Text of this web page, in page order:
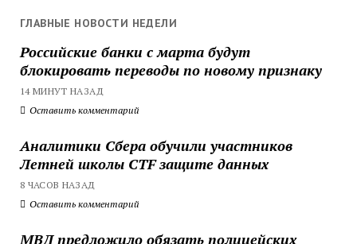
ГЛАВНЫЕ НОВОСТИ НЕДЕЛИ
Российские банки с марта будут
блокировать переводы по новому признаку
14 МИНУТ НАЗАД
Оставить комментарий
Аналитики Сбера обучили участников
Летней школы CTF защите данных
8 ЧАСОВ НАЗАД
Оставить комментарий
МВД предложило обязать полицейских